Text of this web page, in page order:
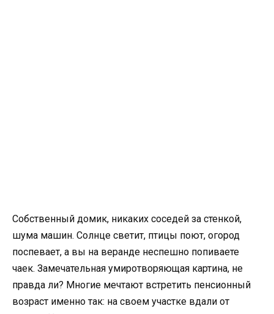
Собственный домик, никаких соседей за стенкой,
шума машин. Солнце светит, птицы поют, огород
поспевает, а вы на веранде неспешно попиваете
чаек. Замечательная умиротворяющая картина, не
правда ли? Многие мечтают встретить пенсионный
возраст именно так: на своем участке вдали от